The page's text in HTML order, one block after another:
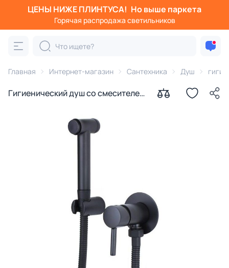
ЦЕНЫ НИЖЕ ПЛИНТУСА! Но выше паркета
Горячая распродажа светильников
Главная Интернет-магазин Сантехника Душ
Гигиенический душ со смесителем,
черный матовый